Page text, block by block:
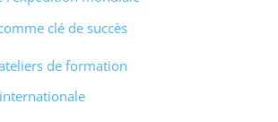
clé de succès
de formation